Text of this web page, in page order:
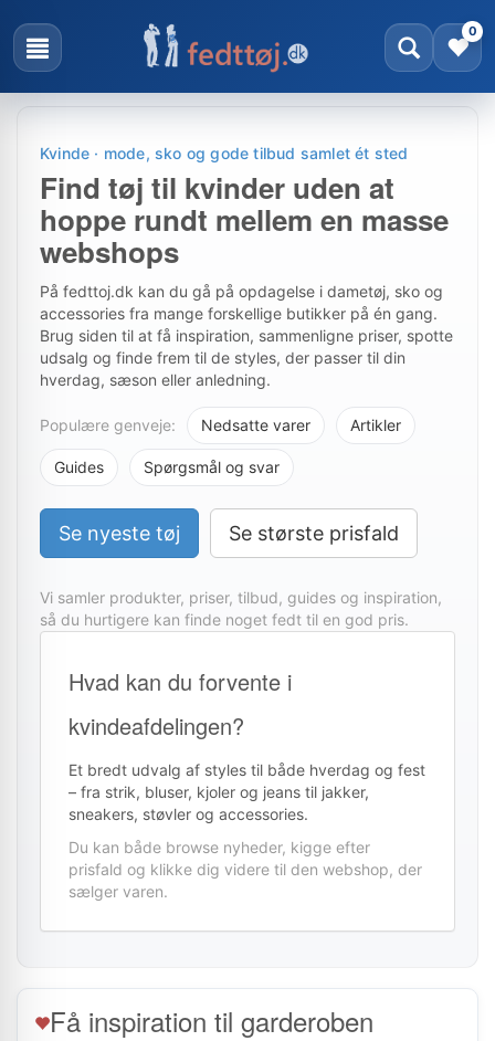
0
Kvinde · mode, sko og gode tilbud samlet ét sted
Find tøj til kvinder uden at
hoppe rundt mellem en masse
webshops
På fedttoj.dk kan du gå på opdagelse i dametøj, sko og
accessories fra mange forskellige butikker på én gang.
Brug siden til at få inspiration, sammenligne priser, spotte
udsalg og finde frem til de styles, der passer til din
hverdag, sæson eller anledning.
Populære genveje: Nedsatte varer Artikler
Guides Spørgsmål og svar
Se nyeste tøj Se største prisfald
Vi samler produkter, priser, tilbud, guides og inspiration,
så du hurtigere kan finde noget fedt til en god pris.
Hvad kan du forvente i
kvindeafdelingen?
Et bredt udvalg af styles til både hverdag og fest
– fra strik, bluser, kjoler og jeans til jakker,
sneakers, støvler og accessories.
Du kan både browse nyheder, kigge efter
prisfald og klikke dig videre til den webshop, der
sælger varen.
Få inspiration til garderoben